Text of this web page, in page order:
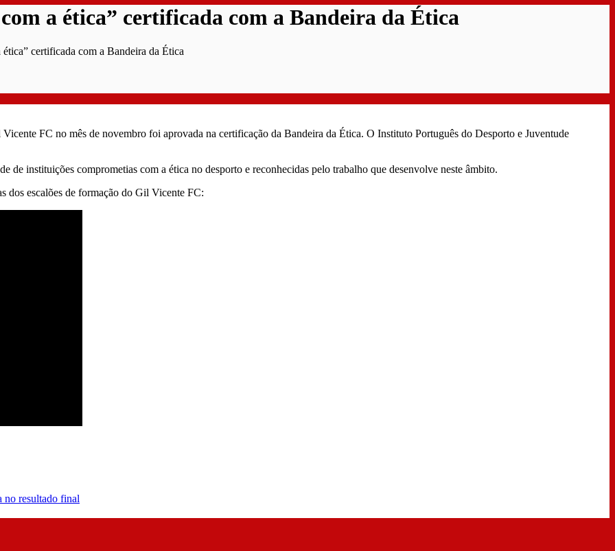
a ética” certificada com a Bandeira da Ética
certificada com a Bandeira da Ética
FC no mês de novembro foi aprovada na certificação da Bandeira da Ética. O Instituto Português do Desporto e Juventude
de instituições comprometias com a ética no desporto e reconhecidas pelo trabalho que desenvolve neste âmbito.
dos escalões de formação do Gil Vicente FC:
no resultado final